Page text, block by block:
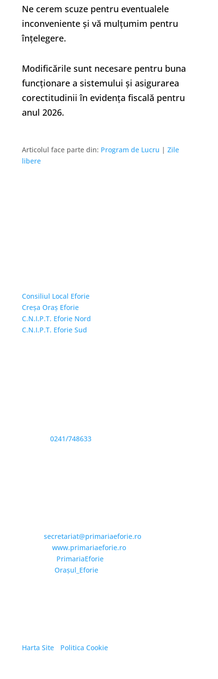
Ne cerem scuze pentru eventualele
inconveniente și vă mulțumim pentru
înțelegere.
Modificările sunt necesare pentru buna
funcționare a sistemului și asigurarea
corectitudinii în evidența fiscală pentru
anul 2026.
Articolul face parte din: Program de Lucru | Zile
libere
Consiliul Local Eforie
Creșa Oraș Eforie
C.N.I.P.T. Eforie Nord
C.N.I.P.T. Eforie Sud
0241/748633
secretariat@primariaeforie.ro
www.primariaeforie.ro
PrimariaEforie
Oraşul_Eforie
Harta Site/ Politica Cookie